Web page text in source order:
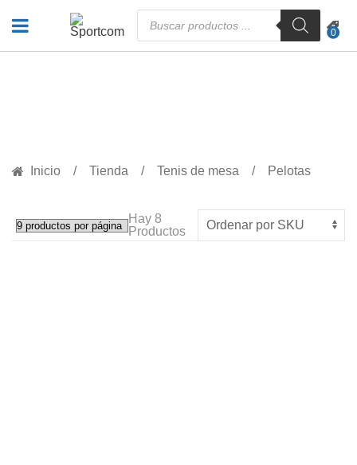
Búsqueda
de
productos
0
Inicio Tienda Tenis de mesa Pelotas
Hay 8
Productos